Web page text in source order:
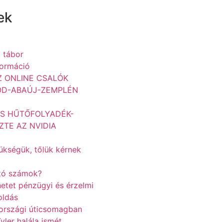
tábor
ONLINE CSALÓK
ABAÚJ-ZEMPLÉN
HŰTŐFOLYADÉK-
AZ NVIDIA
tőlük kérnek
számok?
pénzügyi és érzelmi
úticsomagban